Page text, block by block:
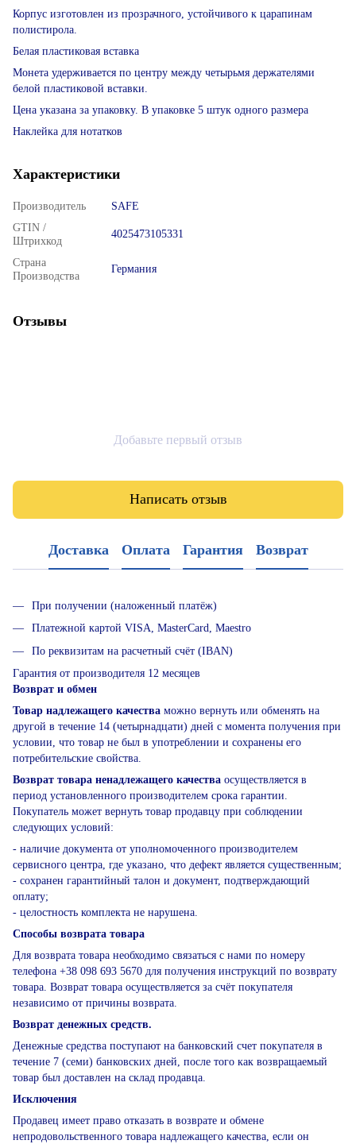
Корпус изготовлен из прозрачного, устойчивого к царапинам
полистирола.
Белая пластиковая вставка
Монета удерживается по центру между четырьмя держателями
белой пластиковой вставки.
Цена указана за упаковку. В упаковке 5 штук одного размера
Наклейка для нотатков
Характеристики
Производитель
SAFE
GTIN /
Штрихкод
4025473105331
Страна
Производства
Германия
Отзывы
Добавьте первый отзыв
Написать отзыв
Доставка Оплата Гарантия Возврат
При получении (наложенный платёж)
Платежной картой VISA, MasterCard, Maestro
По реквизитам на расчетный счёт (IBAN)
Гарантия от производителя 12 месяцев
Возврат и обмен
Товар надлежащего качества можно вернуть или обменять на
другой в течение 14 (четырнадцати) дней с момента получения при
условии, что товар не был в употреблении и сохранены его
потребительские свойства.
Возврат товара ненадлежащего качества осуществляется в
период установленного производителем срока гарантии.
Покупатель может вернуть товар продавцу при соблюдении
следующих условий:
- наличие документа от уполномоченного производителем
сервисного центра, где указано, что дефект является существенным;
- сохранен гарантийный талон и документ, подтверждающий
оплату;
- целостность комплекта не нарушена.
Способы возврата товара
Для возврата товара необходимо связаться с нами по номеру
телефона +38 098 693 5670 для получения инструкций по возврату
товара. Возврат товара осуществляется за счёт покупателя
независимо от причины возврата.
Возврат денежных средств.
Денежные средства поступают на банковский счет покупателя в
течение 7 (семи) банковских дней, после того как возвращаемый
товар был доставлен на склад продавца.
Исключения
Продавец имеет право отказать в возврате и обмене
непродовольственного товара надлежащего качества, если он